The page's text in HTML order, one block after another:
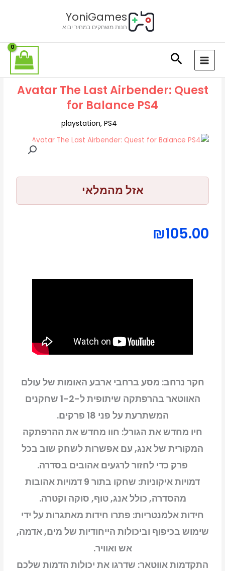
YoniGames
חנות משחקים במחיר יבוא
Avatar The Last Airbender: Quest
for Balance PS4
playstation,PS4
אזל מהמלאי
₪105.00
חקר נרחב: מסע ברחבי ארבע האומות של עולם
האווטאר בהרפתקה שיתופית ל-1-2 שחקנים
המשתרעת על פני 18 פרקים.
חיו מחדש את הגורל: חוו מחדש את ההרפתקה
המקורית של אנג, עם אפשרות לשחק שוב בכל
פרק כדי לחזור לרגעים אהובים בסדרה.
דמויות איקוניות: שחקו בתור 9 דמויות אהובות
מהסדרה, כולל אנג, טוף, סוקה וקטרה.
חידות אלמנטריות: פתרו חידות מאתגרות על ידי
שימוש בכיפוף וביכולות הייחודיות של מים, אדמה,
אש ואוויר.
התקדמות אווטאר: שדרגו את יכולות הדמות שלכם